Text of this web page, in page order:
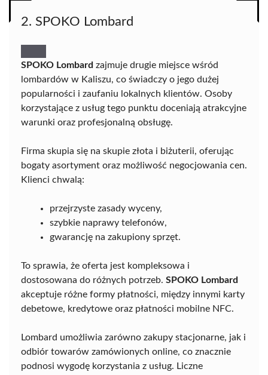
2. SPOKO Lombard
SPOKO Lombard zajmuje drugie miejsce wśród
lombardów w Kaliszu, co świadczy o jego dużej
popularności i zaufaniu lokalnych klientów. Osoby
korzystające z usług tego punktu doceniają atrakcyjne
warunki oraz profesjonalną obsługę.
Firma skupia się na skupie złota i biżuterii, oferując
bogaty asortyment oraz możliwość negocjowania cen.
Klienci chwalą:
przejrzyste zasady wyceny,
szybkie naprawy telefonów,
gwarancję na zakupiony sprzęt.
To sprawia, że oferta jest kompleksowa i
dostosowana do różnych potrzeb. SPOKO Lombard
akceptuje różne formy płatności, między innymi karty
debetowe, kredytowe oraz płatności mobilne NFC.
Lombard umożliwia zarówno zakupy stacjonarne, jak i
odbiór towarów zamówionych online, co znacznie
podnosi wygodę korzystania z usług. Liczne